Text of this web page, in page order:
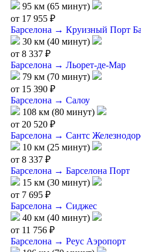
95 км (65 минут)
от 17 955 ₽
Барселона → Круизный Порт
30 км (40 минут)
от 8 337 ₽
Барселона → Льорет-де-Мар
79 км (70 минут)
от 15 390 ₽
Барселона → Салоу
108 км (80 минут)
от 20 520 ₽
Барселона → Сантс
10 км (25 минут)
от 8 337 ₽
Барселона → Барселона Порт
15 км (30 минут)
от 7 695 ₽
Барселона → Сиджес
40 км (40 минут)
от 11 756 ₽
Барселона → Реус Аэропорт